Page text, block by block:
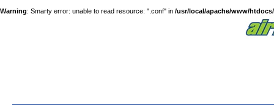
Warning: Smarty error: unable to read resource: ".conf" in /usr/local/apache/www/